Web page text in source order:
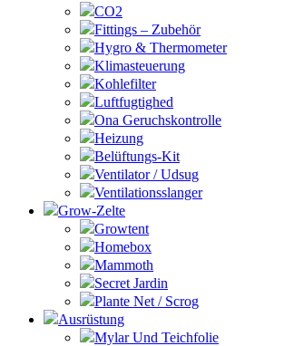
CO2
Fittings – Zubehör
Hygro & Thermometer
Klimasteuerung
Kohlefilter
Luftfugtighed
Ona Geruchskontrolle
Heizung
Belüftungs-Kit
Ventilator / Udsug
Ventilationsslanger
Grow-Zelte
Growtent
Homebox
Mammoth
Secret Jardin
Plante Net / Scrog
Ausrüstung
Mylar Und Teichfolie